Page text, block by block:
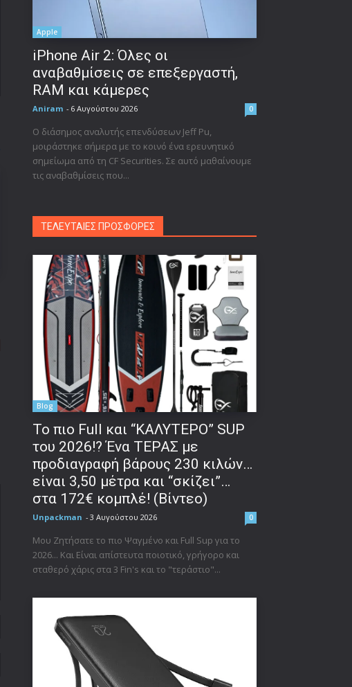
Apple
iPhone Air 2: Όλες οι
αναβαθμίσεις σε επεξεργαστή,
RAM και κάμερες
Aniram - 6 Αυγούστου 2026 0
Ο διάσημος αναλυτής επενδύσεων Jeff Pu,
μοιράστηκε σήμερα με το κοινό ένα ερευνητικό
σημείωμα από τη CF Securities. Σε αυτό μαθαίνουμε
τις αναβαθμίσεις που...
ΤΕΛΕΥΤΑΙΕΣ ΠΡΟΣΦΟΡΕΣ
Blog
To πιο Full και “ΚΑΛΥΤΕΡΟ” SUP
του 2026!? Ένα ΤΕΡΑΣ με
προδιαγραφή βάρους 230 κιλών…
είναι 3,50 μέτρα και “σκίζει”…
στα 172€ κομπλέ! (Βίντεο)
Unpackman - 3 Αυγούστου 2026 0
Μου Ζητήσατε το πιο Ψαγμένο και Full Sup για το
2026... Και Είναι απίστευτα ποιοτικό, γρήγορο και
σταθερό χάρις στα 3 Fin's και το "τεράστιο"...